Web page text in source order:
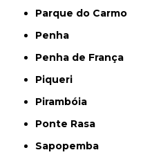
Parque do Carmo
Penha
Penha de França
Piqueri
Pirambóia
Ponte Rasa
Sapopemba